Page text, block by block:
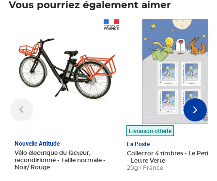
Vous pourriez également aimer
Nouvelle Attitude
Vélo électrique du facteur,
reconditionné - Taille normale -
Noir/ Rouge
Livraison offerte
La Poste
Collector 4 timbres - Le Petit
- Lettre Verte
20g / France
Prix 7,50€